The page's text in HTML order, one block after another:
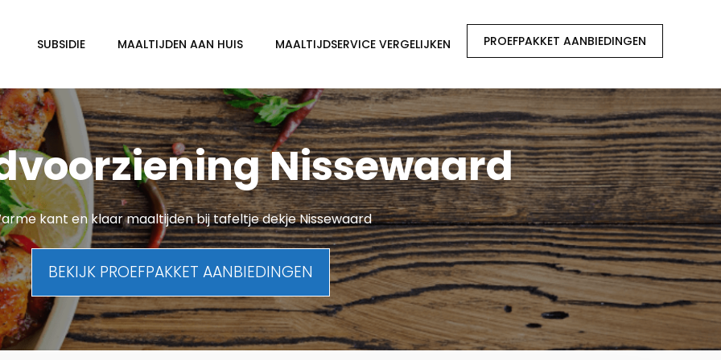
SUBSIDIE MAALTIJDEN AAN HUIS MAALTIJDSERVICE VERGELIJKEN PROEFPAKKET AANBIEDINGEN
Nissewaard
kant en klaar maaltijden bij tafeltje dekje Nissewaard
BEKIJK PROEFPAKKET AANBIEDINGEN